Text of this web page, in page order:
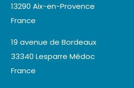
13290 Aix-en-Provence
France
19 avenue de Bordeaux
33340 Lesparre Médoc
France